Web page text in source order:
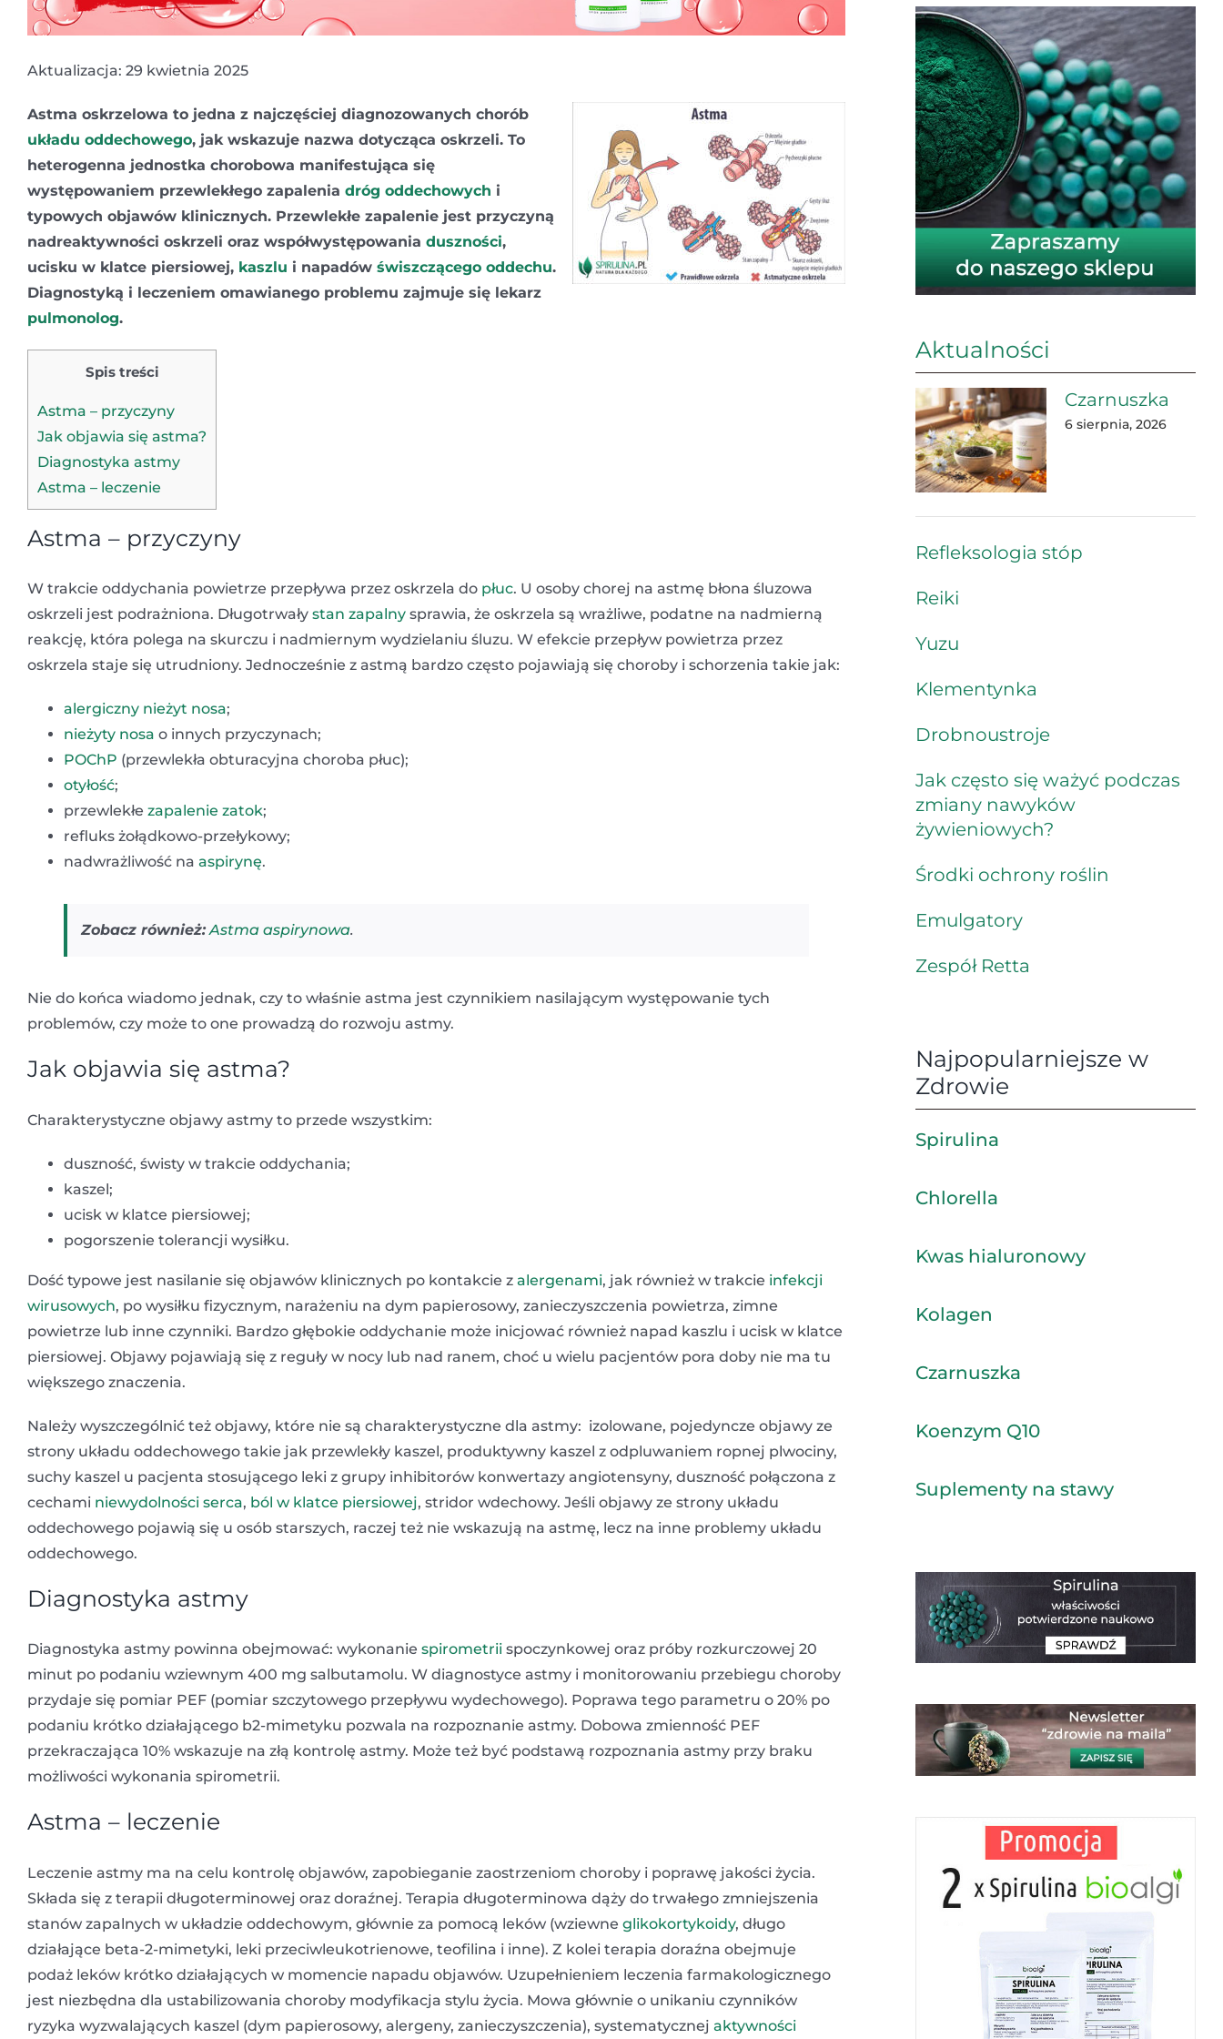
Aktualizacja: 29 kwietnia 2025
Astma oskrzelowa to jedna z najczęściej diagnozowanych chorób
układu oddechowego, jak wskazuje nazwa dotycząca oskrzeli. To
heterogenna jednostka chorobowa manifestująca się
występowaniem przewlekłego zapalenia dróg oddechowych i
typowych objawów klinicznych. Przewlekłe zapalenie jest przyczyną
nadreaktywności oskrzeli oraz współwystępowania duszności,
ucisku w klatce piersiowej, kaszlu i napadów świszczącego oddechu.
Diagnostyką i leczeniem omawianego problemu zajmuje się lekarz
pulmonolog.
Spis treści
Astma – przyczyny
Jak objawia się astma?
Diagnostyka astmy
Astma – leczenie
Astma – przyczyny
W trakcie oddychania powietrze przepływa przez oskrzela do płuc. U osoby chorej na astmę błona śluzowa
oskrzeli jest podrażniona. Długotrwały stan zapalny sprawia, że oskrzela są wrażliwe, podatne na nadmierną
reakcję, która polega na skurczu i nadmiernym wydzielaniu śluzu. W efekcie przepływ powietrza przez
oskrzela staje się utrudniony. Jednocześnie z astmą bardzo często pojawiają się choroby i schorzenia takie jak:
alergiczny nieżyt nosa;
nieżyty nosa o innych przyczynach;
POChP (przewlekła obturacyjna choroba płuc);
otyłość;
przewlekłe zapalenie zatok;
refluks żołądkowo-przełykowy;
nadwrażliwość na aspirynę.
Zobacz również: Astma aspirynowa.
Nie do końca wiadomo jednak, czy to właśnie astma jest czynnikiem nasilającym występowanie tych
problemów, czy może to one prowadzą do rozwoju astmy.
Jak objawia się astma?
Charakterystyczne objawy astmy to przede wszystkim:
duszność, świsty w trakcie oddychania;
kaszel;
ucisk w klatce piersiowej;
pogorszenie tolerancji wysiłku.
Dość typowe jest nasilanie się objawów klinicznych po kontakcie z alergenami, jak również w trakcie infekcji
wirusowych, po wysiłku fizycznym, narażeniu na dym papierosowy, zanieczyszczenia powietrza, zimne
powietrze lub inne czynniki. Bardzo głębokie oddychanie może inicjować również napad kaszlu i ucisk w klatce
piersiowej. Objawy pojawiają się z reguły w nocy lub nad ranem, choć u wielu pacjentów pora doby nie ma tu
większego znaczenia.
Należy wyszczególnić też objawy, które nie są charakterystyczne dla astmy: izolowane, pojedyncze objawy ze
strony układu oddechowego takie jak przewlekły kaszel, produktywny kaszel z odpluwaniem ropnej plwociny,
suchy kaszel u pacjenta stosującego leki z grupy inhibitorów konwertazy angiotensyny, duszność połączona z
cechami niewydolności serca, ból w klatce piersiowej, stridor wdechowy. Jeśli objawy ze strony układu
oddechowego pojawią się u osób starszych, raczej też nie wskazują na astmę, lecz na inne problemy układu
oddechowego.
Diagnostyka astmy
Diagnostyka astmy powinna obejmować: wykonanie spirometrii spoczynkowej oraz próby rozkurczowej 20
minut po podaniu wziewnym 400 mg salbutamolu. W diagnostyce astmy i monitorowaniu przebiegu choroby
przydaje się pomiar PEF (pomiar szczytowego przepływu wydechowego). Poprawa tego parametru o 20% po
podaniu krótko działającego b2-mimetyku pozwala na rozpoznanie astmy. Dobowa zmienność PEF
przekraczająca 10% wskazuje na złą kontrolę astmy. Może też być podstawą rozpoznania astmy przy braku
możliwości wykonania spirometrii.
Astma – leczenie
Leczenie astmy ma na celu kontrolę objawów, zapobieganie zaostrzeniom choroby i poprawę jakości życia.
Składa się z terapii długoterminowej oraz doraźnej. Terapia długoterminowa dąży do trwałego zmniejszenia
stanów zapalnych w układzie oddechowym, głównie za pomocą leków (wziewne glikokortykoidy, długo
działające beta-2-mimetyki, leki przeciwleukotrienowe, teofilina i inne). Z kolei terapia doraźna obejmuje
podaż leków krótko działających w momencie napadu objawów. Uzupełnieniem leczenia farmakologicznego
jest niezbędna dla ustabilizowania choroby modyfikacja stylu życia. Mowa głównie o unikaniu czynników
ryzyka wyzwalających kaszel (dym papierosowy, alergeny, zanieczyszczenia), systematycznej aktywności
Aktualności
Czarnuszka
6 sierpnia, 2026
Refleksologia stóp
Reiki
Yuzu
Klementynka
Drobnoustroje
Jak często się ważyć podczas
zmiany nawyków
żywieniowych?
Środki ochrony roślin
Emulgatory
Zespół Retta
Najpopularniejsze w
Zdrowie
Spirulina
Chlorella
Kwas hialuronowy
Kolagen
Czarnuszka
Koenzym Q10
Suplementy na stawy